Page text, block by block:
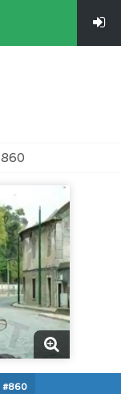
#860